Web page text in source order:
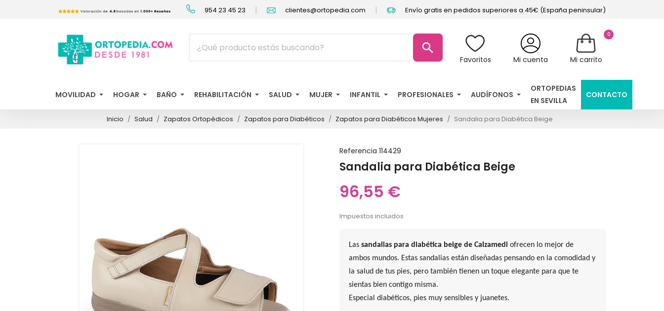
954 23 45 23 | clientes@ortopedia.com | Envío gratis en pedidos superiores a 45€ (España peninsular)
search
0
Mi carrito
Mi cuenta
Favoritos
MOVILIDAD HOGAR BAÑO REHABILITACIÓN SALUD MUJER INFANTIL PROFESIONALES AUDÍFONOS
ORTOPEDIAS
EN SEVILLA
CONTACTO
Inicio Salud Zapatos Ortopédicos Zapatos para Diabéticos Zapatos para Diabéticos Mujeres Sandalia para Diabética Beige
Referencia 114429
Sandalia para Diabética Beige
96,55 €
Impuestos incluidos
Lassandalias para diabética beige de Calzamedi ofrecen lo mejor de
ambos mundos. Estas sandalias están diseñadas pensando en la comodidad y
la salud de tus pies, pero también tienen un toque elegante para que te
sientas bien contigo misma.
Especial diabéticos, pies muy sensibles y juanetes.